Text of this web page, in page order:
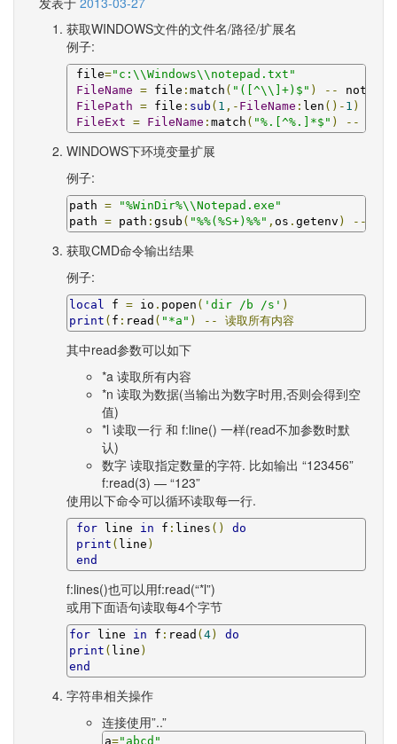
获取WINDOWS文件的文件名/路径/扩展名
例子:
file="c:\\Windows\\notepad.txt"
FileName = file : match ( "([^\\]+)$" ) -- notepad
FilePath = file : sub ( 1 ,- FileName : len ()- 1 )
FileExt = FileName : match ( "%.[^%.]*$" ) --
WINDOWS下环境变量扩展
例子:
path =
"%WinDir%\\Notepad.exe"
path = path : gsub ( "%%(%S+)%%" , os . getenv ) --
获取CMD命令输出结果
例子:
local f = io . popen ( 'dir /b /s' )
print ( f : read ( "*a" ) -- 读取所有内容
其中read参数可以如下
*a 读取所有内容
*n 读取为数据(当输出为数字时用,否则会得到空
值)
*l 读取一行 和 f:line() 一样(read不加参数时默
认)
数字 读取指定数量的字符. 比如输出 “123456”
f:read(3) — “123”
使用以下命令可以循环读取每一行.
for line in f : lines ()
do
print ( line )
end
f:lines()也可以用f:read(“*l”)
或用下面语句读取每4个字节
for line in f : read ( 4)
do
print ( line )
end
字符串相关操作
连接使用”..”
a="abcd"